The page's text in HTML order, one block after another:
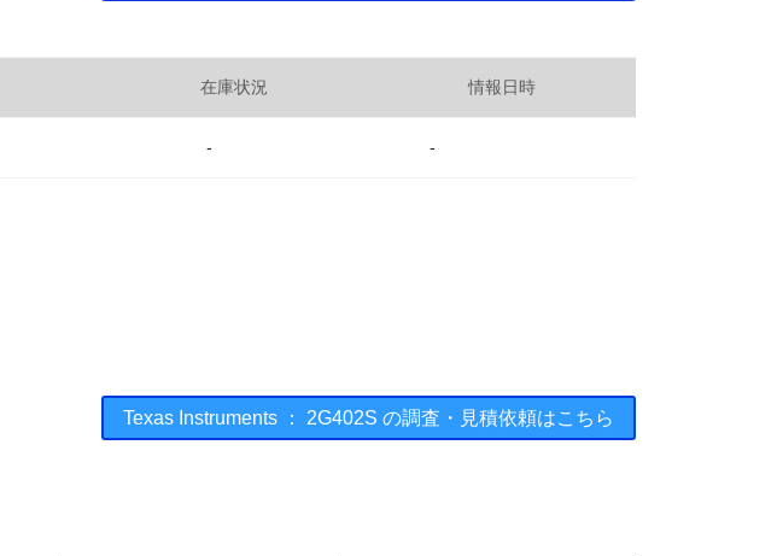
在庫状況 情報日時
- -
Texas Instruments ： 2G402S の調査・見積依頼はこちら